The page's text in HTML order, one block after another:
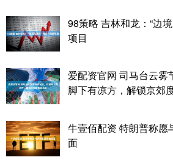
98策略 吉林和龙：“边
项目
爱配资官网 司马台云雾
脚下有凉方，解锁京郊
牛壹佰配资 特朗普称愿
面